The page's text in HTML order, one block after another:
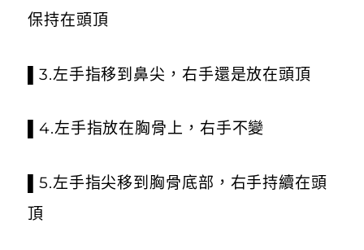
保持在頭頂
▌3.左手指移到鼻尖，右手還是放在頭頂
▌4.左手指放在胸骨上，右手不變
▌5.左手指尖移到胸骨底部，右手持續在頭
頂